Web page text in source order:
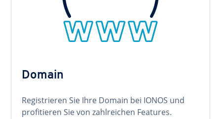
Domain
Registrieren Sie Ihre Domain bei IONOS und
profitieren Sie von zahlreichen Features.